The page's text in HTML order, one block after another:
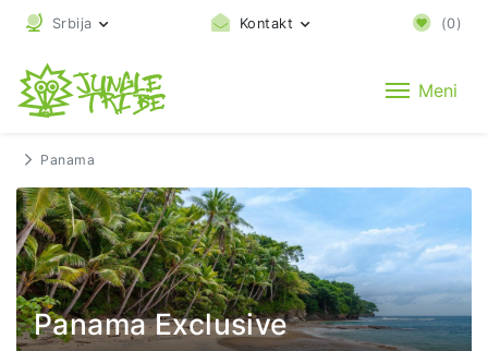
Srbija Kontakt (0)
Meni
Panama
Panama Exclusive